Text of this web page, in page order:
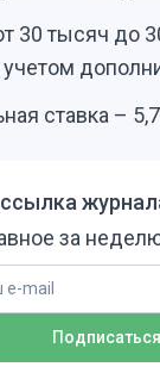
30 тысяч до
учетом
ставка –
за